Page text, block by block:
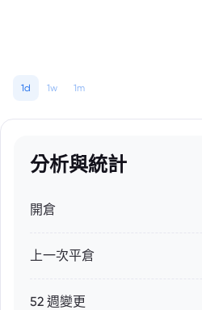
1d 1w 1m
分析與統計
開倉
上一次平倉
52 週變更